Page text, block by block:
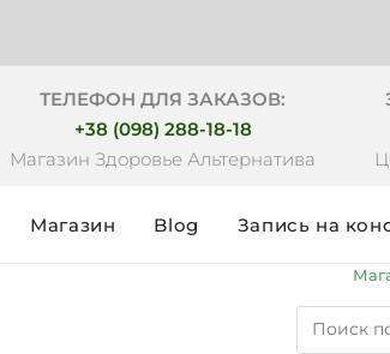
ТЕЛЕФОН ДЛЯ ЗАКАЗОВ:
+38 (098) 288-18-18
Магазин Здоровье Альтернатива
Магазин Blog Запись на